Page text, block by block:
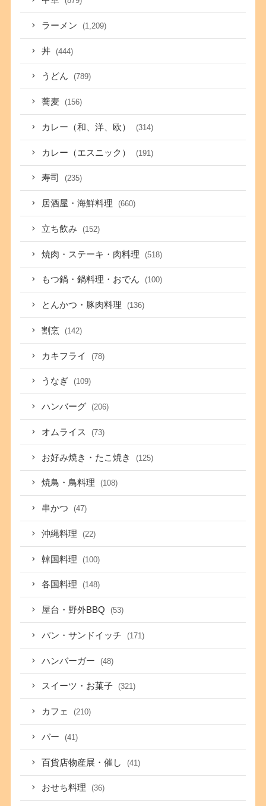
ラーメン (1,209)
丼 (444)
うどん (789)
蕎麦 (156)
カレー（和、洋、欧） (314)
カレー（エスニック） (191)
寿司 (235)
居酒屋・海鮮料理 (660)
立ち飲み (152)
焼肉・ステーキ・肉料理 (518)
もつ鍋・鍋料理・おでん (100)
とんかつ・豚肉料理 (136)
割烹 (142)
カキフライ (78)
うなぎ (109)
ハンバーグ (206)
オムライス (73)
お好み焼き・たこ焼き (125)
焼鳥・鳥料理 (108)
串かつ (47)
沖縄料理 (22)
韓国料理 (100)
各国料理 (148)
屋台・野外BBQ (53)
パン・サンドイッチ (171)
ハンバーガー (48)
スイーツ・お菓子 (321)
カフェ (210)
バー (41)
百貨店物産展・催し (41)
おせち料理 (36)